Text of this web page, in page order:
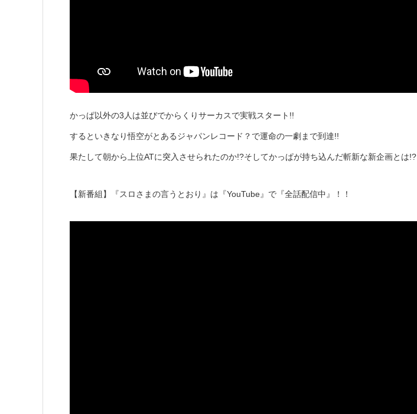
かっぱ以外の3人は並びでからくりサーカスで実戦スタート!!
するといきなり悟空がとあるジャパンレコード？で運命の一劇まで到達!!
果たして朝から上位ATに突入させられたのか!?そしてかっぱが持ち込んだ斬新な新企画とは!?
【新番組】『スロさまの言うとおり』は『YouTube』で『全話配信中』！！